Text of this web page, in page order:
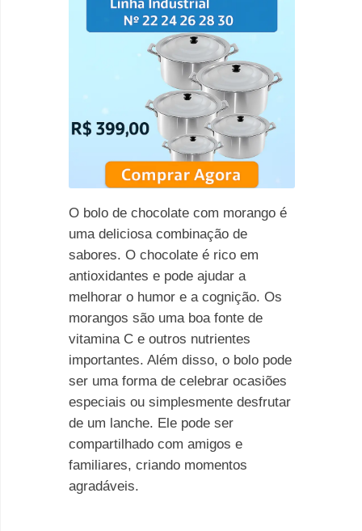
O bolo de chocolate com morango é
uma deliciosa combinação de
sabores. O chocolate é rico em
antioxidantes e pode ajudar a
melhorar o humor e a cognição. Os
morangos são uma boa fonte de
vitamina C e outros nutrientes
importantes. Além disso, o bolo pode
ser uma forma de celebrar ocasiões
especiais ou simplesmente desfrutar
de um lanche. Ele pode ser
compartilhado com amigos e
familiares, criando momentos
agradáveis.